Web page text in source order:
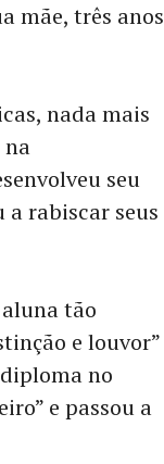
mãe, três anos
nada mais
na
seu
rabiscar seus
tão
e louvor”
no
e passou a